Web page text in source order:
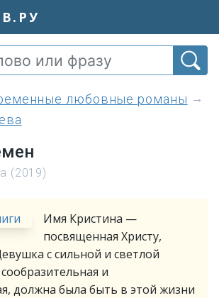
любовные романы
(2019)
Имя Кристина —
посвященная Христу,
с сильной и светлой
и
должна была быть в этой жизни